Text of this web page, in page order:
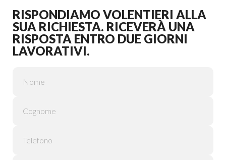
RISPONDIAMO VOLENTIERI ALLA
SUA RICHIESTA. RICEVERÀ UNA
RISPOSTA ENTRO DUE GIORNI
LAVORATIVI.